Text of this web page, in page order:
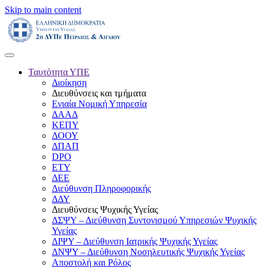
Skip to main content
Ταυτότητα ΥΠΕ
Διοίκηση
Διευθύνσεις και τμήματα
Ενιαία Νομική Υπηρεσία
ΔΑΑΔ
ΚΕΠΥ
ΔΟΟΥ
ΔΠΑΠ
DPO
ΕΤΥ
ΔΕΕ
Διεύθυνση Πληροφορικής
ΔΔΥ
Διευθύνσεις Ψυχικής Υγείας
ΔΣΨΥ – Διεύθυνση Συντονισμού Υπηρεσιών Ψυχικής
Υγείας
ΔΙΨΥ – Διεύθυνση Ιατρικής Ψυχικής Υγείας
ΔΝΨΥ – Διεύθυνση Νοσηλευτικής Ψυχικής Υγείας
Αποστολή και Ρόλος